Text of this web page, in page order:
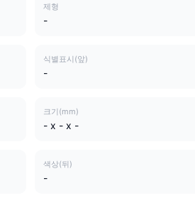
제형
-
식별표시(앞)
-
크기(mm)
- x - x -
색상(뒤)
-